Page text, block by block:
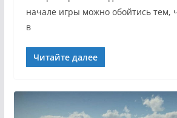
начале игры можно обойтись тем,
в
Читайте далее